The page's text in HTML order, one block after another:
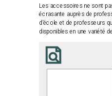
Les accessoires ne sont
écrasante auprès de
d'école et de professeurs
disponibles en une variété